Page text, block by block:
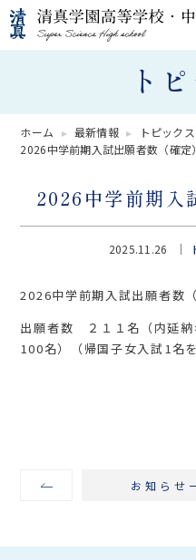
ト
ホーム 最新情報
トピックス
2026中学前期入試出願者数（確定）
2026中学前期入
2025.11.26
2026中学前期入試出願者数
出願者数 ２１１名（内延
100名）（帰国子女入試1名を
お知らせ